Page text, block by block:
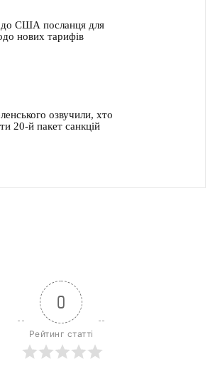
до США посланця для
нових тарифів
озвучили, хто
20-й пакет санкцій
0
Рейтинг статті